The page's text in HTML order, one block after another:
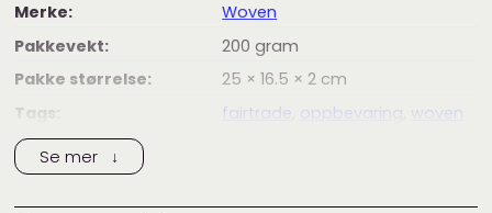
Merke:
Woven
Pakkevekt:
200 gram
Pakke størrelse:
25 × 16.5 × 2 cm
Tags:
fairtrade oppbevaring
woven
Kategorier:
Se mer ↓